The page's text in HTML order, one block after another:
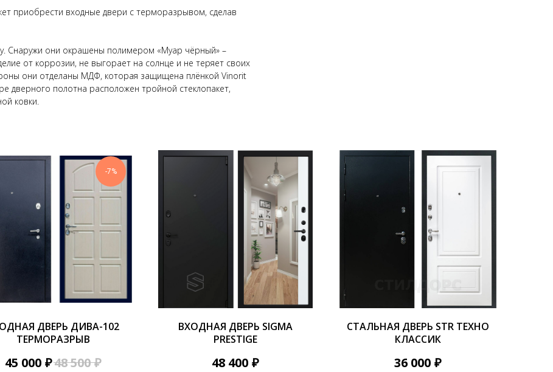
приобрести входные двери с терморазрывом, сделав
Снаружи они окрашены полимером «Муар чёрный» –
от коррозии, не выгорает на солнце и не теряет своих
они отделаны МДФ, которая защищена плёнкой Vinorit
дверного полотна расположен тройной стеклопакет,
ковки.
-7%
ДВЕРЬ ДИВА-102
ТЕРМОРАЗРЫВ
45 000 ₽48 500 ₽
ВХОДНАЯ ДВЕРЬ SIGMA
PRESTIGE
48 400 ₽
СТАЛЬНАЯ ДВЕРЬ STR ТЕХНО
КЛАССИК
36 000 ₽